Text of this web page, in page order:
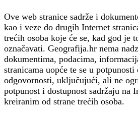
Ove web stranice sadrže i
kao i veze do drugih Internet
trećih osoba koje će se, kad god je
označavati. Geografija.hr nema
dokumentima, podacima,
stranicama uopće te se u potpunosti
odgovornosti, uključujući, ali ne
potpunost i dostupnost sadržaju na
kreiranim od strane trećih osoba.